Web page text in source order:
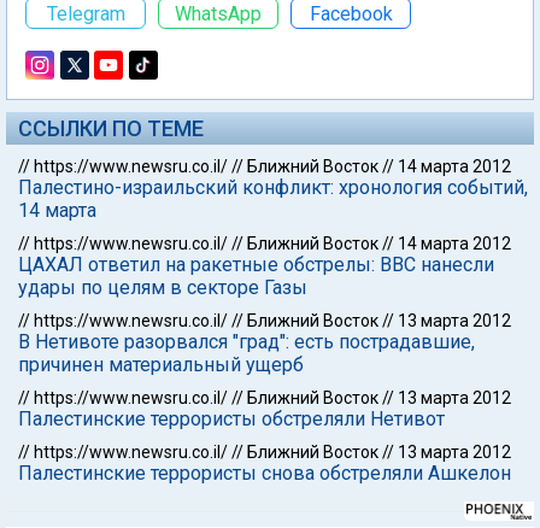
Telegram
WhatsApp Facebook
ССЫЛКИ ПО ТЕМЕ
// https://www.newsru.co.il/// Ближний Восток// 14 марта 2012
Палестино-израильский конфликт: хронология событий,
14 марта
// https://www.newsru.co.il/// Ближний Восток// 14 марта 2012
ЦАХАЛ ответил на ракетные обстрелы: ВВС нанесли
удары по целям в секторе Газы
// https://www.newsru.co.il/// Ближний Восток// 13 марта 2012
В Нетивоте разорвался "град": есть пострадавшие,
причинен материальный ущерб
// https://www.newsru.co.il/// Ближний Восток// 13 марта 2012
Палестинские террористы обстреляли Нетивот
// https://www.newsru.co.il/// Ближний Восток// 13 марта 2012
Палестинские террористы снова обстреляли Ашкелон